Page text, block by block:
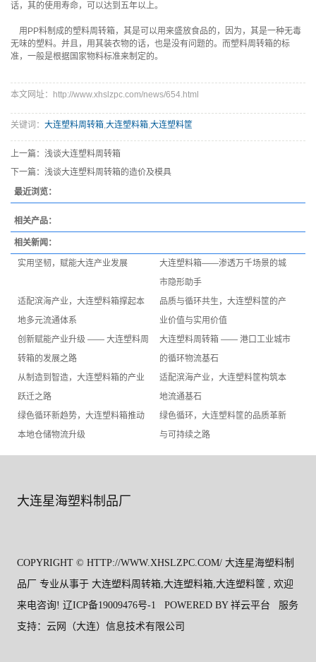
话，其的使用寿命，可以达到五年以上。
用PP料制成的塑料周转箱，其是可以用来盛放食品的，因为，其是一种无毒
无味的塑料。并且，用其装衣物的话，也是没有问题的。而塑料周转箱的标
准，一般是根据国家物料标准来制定的。
本文网址：http://www.xhslzpc.com/news/654.html
关键词： 大连塑料周转箱,大连塑料箱,大连塑料筐
上一篇： 浅谈大连塑料周转箱
下一篇： 浅谈大连塑料周转箱的造价及模具
最近浏览：
相关产品：
相关新闻：
实用坚韧，赋能大连产业发展
大连塑料箱——渗透万千场景的城
市隐形助手
适配滨海产业，大连塑料箱撑起本
地多元流通体系
品质与循环共生，大连塑料筐的产
业价值与实用价值
创新赋能产业升级 —— 大连塑料周
转箱的发展之路
大连塑料周转箱 —— 港口工业城市
的循环物流基石
从制造到智造，大连塑料箱的产业
跃迁之路
适配滨海产业，大连塑料筐构筑本
地流通基石
绿色循环新趋势，大连塑料箱推动
本地仓储物流升级
绿色循环，大连塑料筐的品质革新
与可持续之路
大连星海塑料制品厂
COPYRIGHT © HTTP://WWW.XHSLZPC.COM/ 大连星海塑料制
品厂 专业从事于 大连塑料周转箱,大连塑料箱,大连塑料筐 , 欢迎
来电咨询! 辽ICP备19009476号-1 POWERED BY 祥云平台
服务
支持： 云网（大连）信息技术有限公司